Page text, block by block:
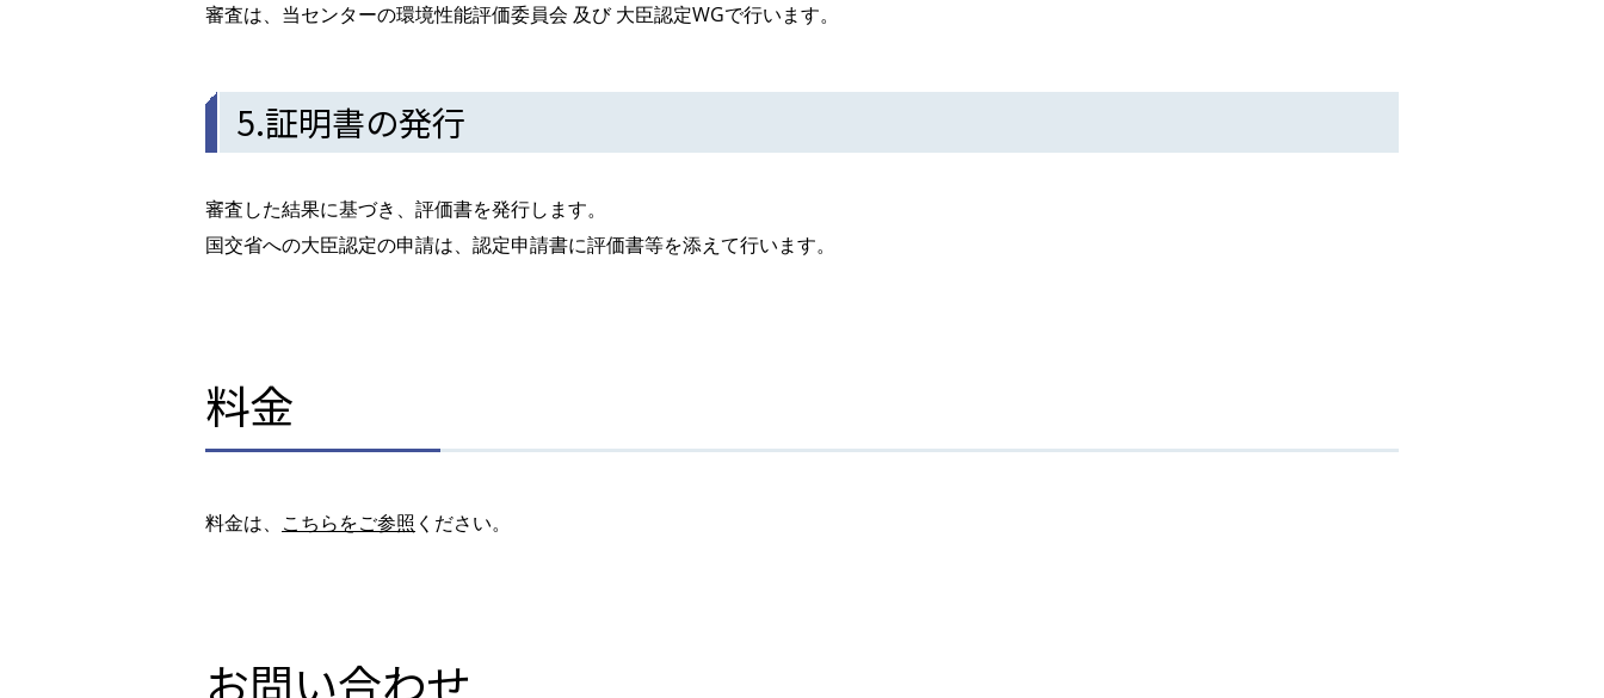
審査は、当センターの環境性能評価委員会 及び 大臣認定WGで行います。
5.証明書の発行
審査した結果に基づき、評価書を発行します。
国交省への大臣認定の申請は、認定申請書に評価書等を添えて行います。
料金
料金は、 こちらをご参照 ください。
お問い合わせ